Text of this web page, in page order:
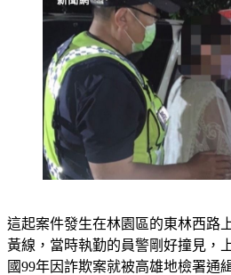
這起案件發生在林園區的東林西路
黃線，當時執勤的員警剛好撞見，
國99年因詐欺案就被高雄地檢署通